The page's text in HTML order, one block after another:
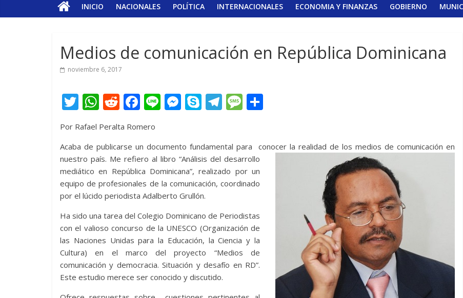
INICIO NACIONALES POLÍTICA INTERNACIONALES ECONOMIA Y FINANZAS GOBIERNO
Medios de comunicación en República Dominicana
noviembre 6, 2017
T
w
itt
er
W
at
s
A
p
p
R
d
di
t
F
e
b
o
o
k
Li M
e
n
g
er
S
p
e
T
gr
a
m
M
a
g
e
p
Por Rafael Peralta Romero
Acaba de publicarse un documento fundamental para conocer la realidad de los medios de comunicación en
nuestro país. Me refiero al libro “Análisis del desarrollo
mediático en República Dominicana”, realizado por un
equipo de profesionales de la comunicación, coordinado
por el lúcido periodista Adalberto Grullón.
Ha sido una tarea del Colegio Dominicano de Periodistas
con el valioso concurso de la UNESCO (Organización de
las Naciones Unidas para la Educación, la Ciencia y la
Cultura) en el marco del proyecto “Medios de
comunicación y democracia. Situación y desafío en RD”.
Este estudio merece ser conocido y discutido.